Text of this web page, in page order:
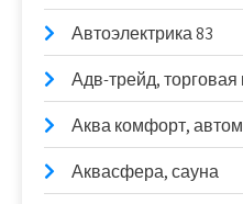
Автоэлектрика 83
Адв-трейд,
Аква комфорт,
Аквасфера, сауна